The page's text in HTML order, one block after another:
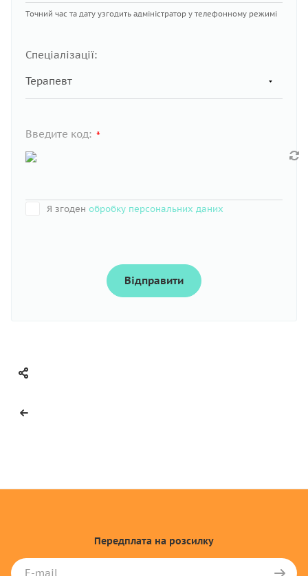
Точний час та дату узгодить адміністратор у телефонному режимі
Спеціалізації:
Введите код: *
Я згоден обробку персональних даних
Відправити
Передплата на розсилку